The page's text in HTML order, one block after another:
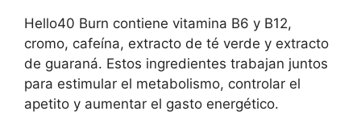
Hello40 Burn contiene vitamina B6 y B12,
cromo, cafeína, extracto de té verde y extracto
de guaraná. Estos ingredientes trabajan juntos
para estimular el metabolismo, controlar el
apetito y aumentar el gasto energético.
70,00€
El
37,00 €El
Comprar Hello40 Burn